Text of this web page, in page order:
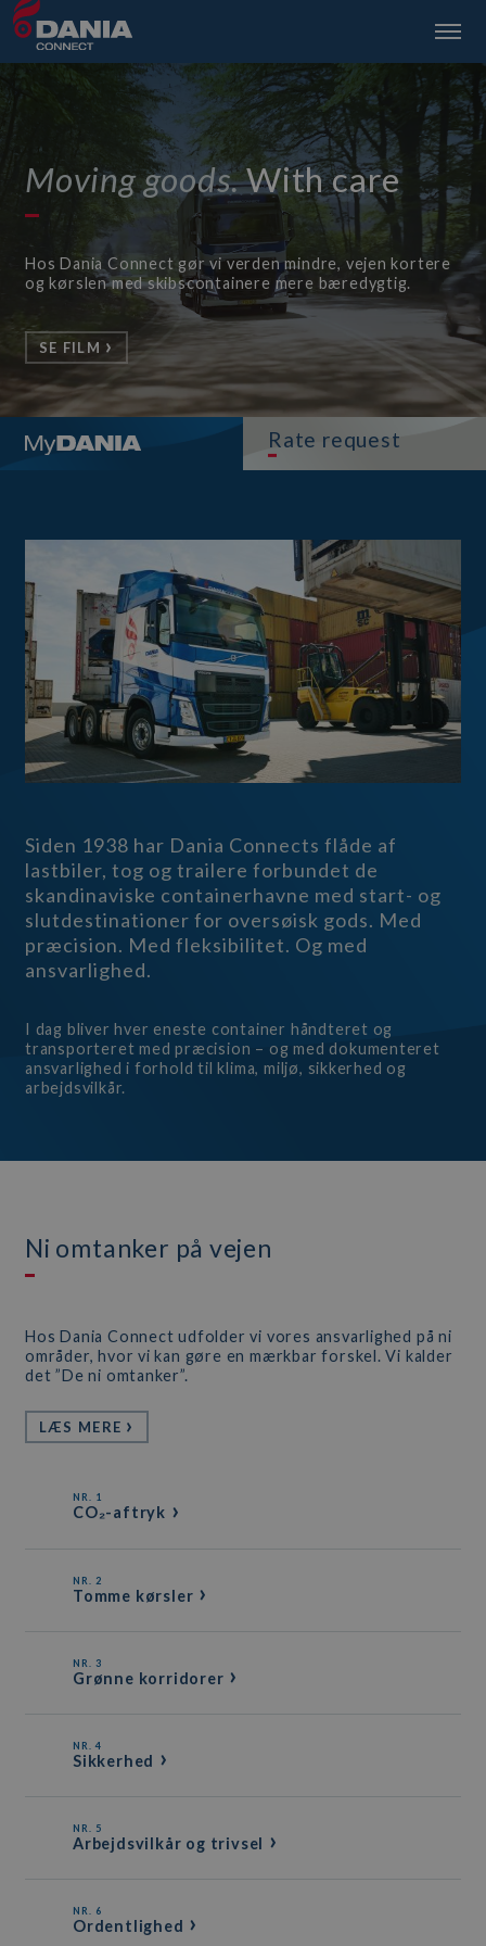
Moving goods.With care
Hos Dania Connect gør vi verden mindre, vejen kortere
og kørslen med skibscontainere mere bæredygtig.
SE FILM
Rate request
Siden 1938 har Dania Connects flåde af
lastbiler, tog og trailere forbundet de
skandinaviske containerhavne med start- og
slutdestinationer for oversøisk gods. Med
præcision. Med fleksibilitet. Og med
ansvarlighed.
I dag bliver hver eneste container håndteret og
transporteret med præcision – og med dokumenteret
ansvarlighed i forhold til klima, miljø, sikkerhed og
arbejdsvilkår.
Ni omtanker på vejen
Hos Dania Connect udfolder vi vores ansvarlighed på ni
områder, hvor vi kan gøre en mærkbar forskel. Vi kalder
det ”De ni omtanker”.
LÆS MERE
NR. 1
CO₂-aftryk
NR. 2
Tomme kørsler
NR. 3
Grønne korridorer
NR. 4
Sikkerhed
NR. 5
Arbejdsvilkår og trivsel
NR. 6
Ordentlighed